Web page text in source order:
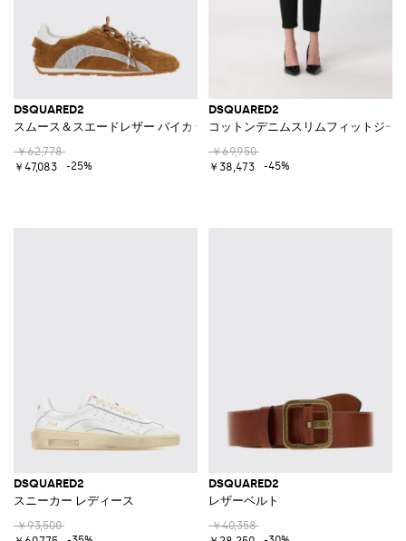
DSQUARED2
スムース＆スエードレザー バイカラーデザイン ロートップスニーカー
￥62,778
￥47,083
-25%
DSQUARED2
コットンデニムスリムフィットジー
￥69,950
￥38,473
-45%
DSQUARED2
スニーカー レディース
￥93,500
DSQUARED2
レザーベルト
￥40,358